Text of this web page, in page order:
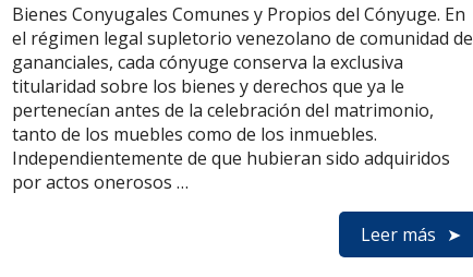
Bienes Conyugales Comunes y Propios del Cónyuge. En
el régimen legal supletorio venezolano de comunidad de
gananciales, cada cónyuge conserva la exclusiva
titularidad sobre los bienes y derechos que ya le
pertenecían antes de la celebración del matrimonio,
tanto de los muebles como de los inmuebles.
Independientemente de que hubieran sido adquiridos
por actos onerosos …
Leer más